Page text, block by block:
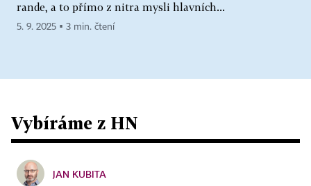
rande, a to přímo z nitra mysli hlavních...
5. 9. 2025 ▪ 3 min. čtení
Vybíráme z HN
JAN KUBITA